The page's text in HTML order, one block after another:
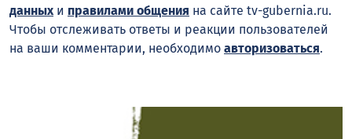
данных и правилами общения на сайте tv-gubernia.ru.
Чтобы отслеживать ответы и реакции пользователей
на ваши комментарии, необходимо авторизоваться.